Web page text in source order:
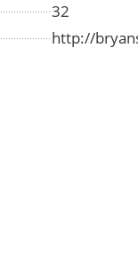
32
http://